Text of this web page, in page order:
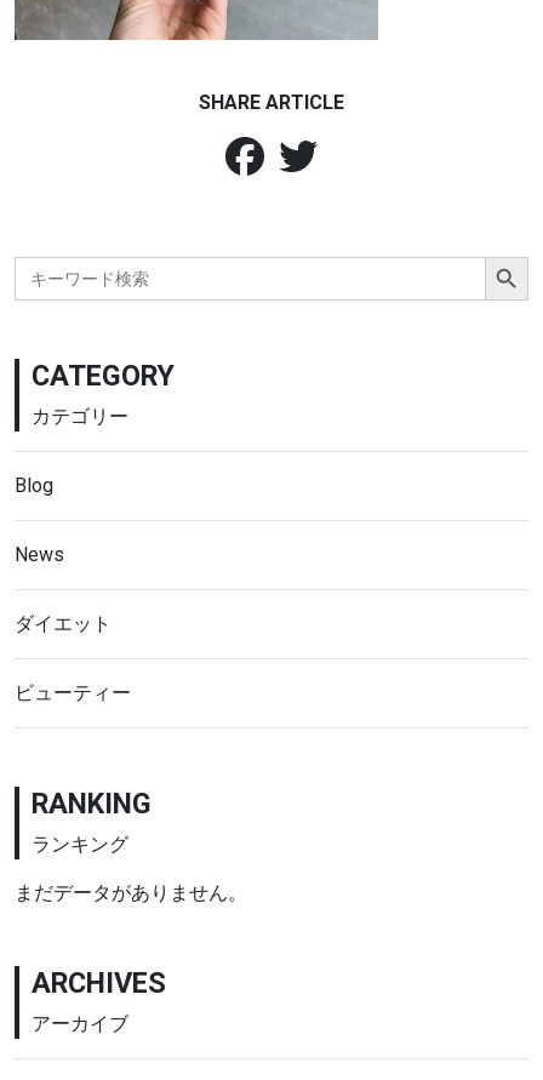
SHARE ARTICLE
Search
for:
Search Button
CATEGORY
カテゴリー
Blog
News
ダイエット
ビューティー
RANKING
ランキング
まだデータがありません。
ARCHIVES
アーカイブ